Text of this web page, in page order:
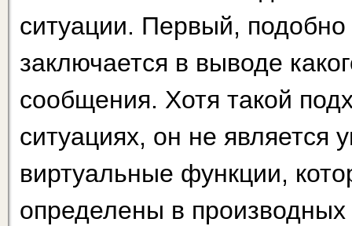
ситуации. Первый,
заключается в выводе
сообщения. Хотя такой
ситуациях, он не является
виртуальные функции,
определены в производных